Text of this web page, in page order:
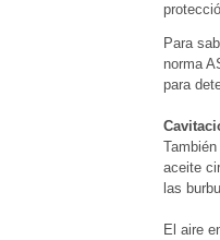
Para
norma
para
aceite
las
El aire